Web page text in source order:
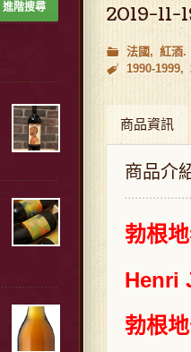
進階搜尋 2019-11-
法國
紅酒
1990-1999
商品資訊
商品介
勃根
Henri
勃根